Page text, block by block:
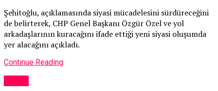
Şehitoğlu, açıklamasında siyasi mücadelesini sürdüreceğini
de belirterek, CHP Genel Başkanı Özgür Özel ve yol
arkadaşlarının kuracağını ifade ettiği yeni siyasi oluşumda
yer alacağını açıkladı.
Continue Reading